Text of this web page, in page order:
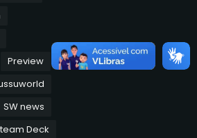
Preview
SW news
Deck